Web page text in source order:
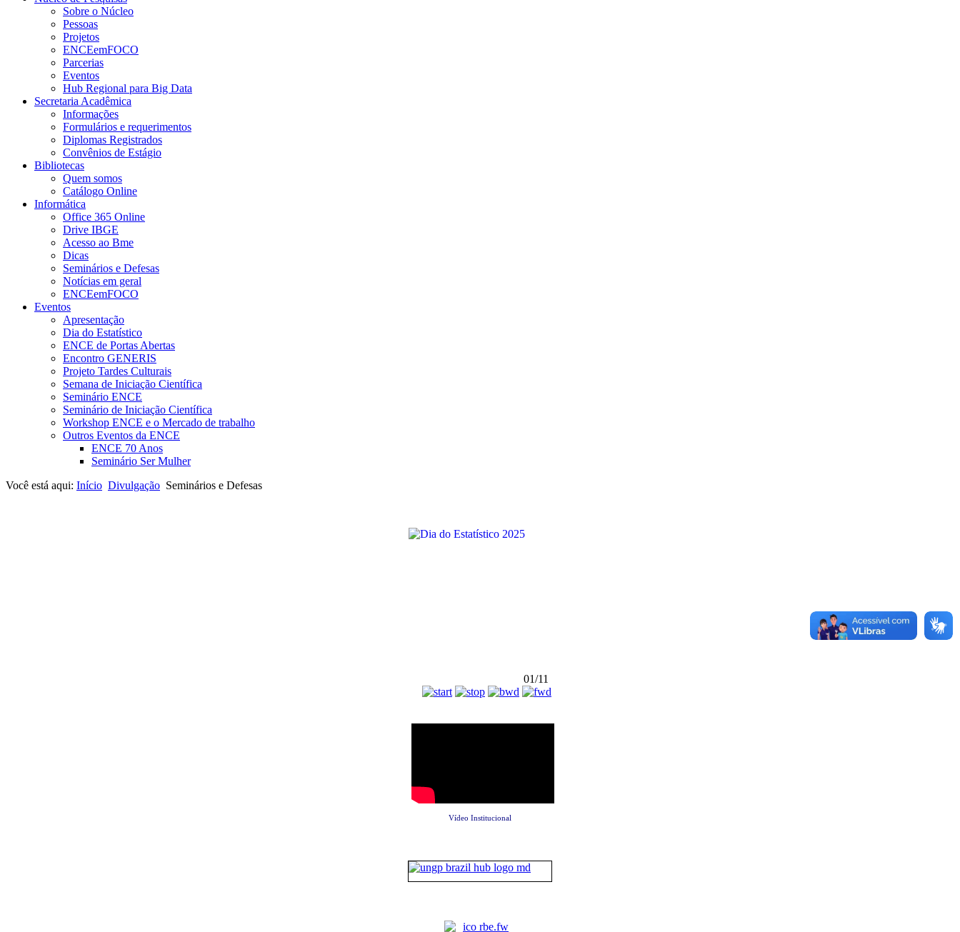
Sobre o Núcleo
Pessoas
Projetos
ENCEemFOCO
Parcerias
Eventos
Hub Regional para Big Data
Secretaria Acadêmica
Informações
Formulários e requerimentos
Diplomas Registrados
Convênios de Estágio
Bibliotecas
Quem somos
Catálogo Online
Informática
Office 365 Online
Drive IBGE
Acesso ao Bme
Dicas
Seminários e Defesas
Notícias em geral
ENCEemFOCO
Eventos
Apresentação
Dia do Estatístico
ENCE de Portas Abertas
Encontro GENERIS
Projeto Tardes Culturais
Semana de Iniciação Científica
Seminário ENCE
Seminário de Iniciação Científica
Workshop ENCE e o Mercado de trabalho
Outros Eventos da ENCE
ENCE 70 Anos
Seminário Ser Mulher
Você está aqui: Início Divulgação Seminários e Defesas
01/11
Vídeo Institucional